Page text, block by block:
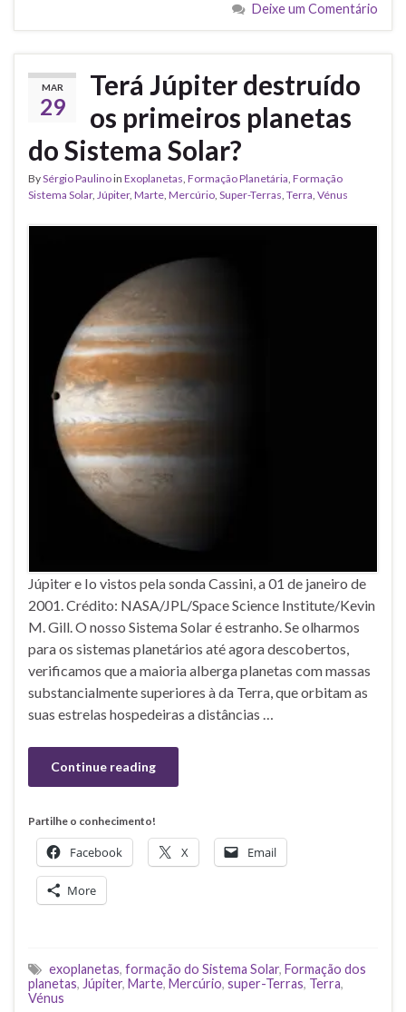
Deixe um Comentário
MAR
29
Terá Júpiter destruído
os primeiros planetas
do Sistema Solar?
BySérgio Paulinoin Exoplanetas, Formação Planetária, Formação
Sistema Solar, Júpiter, Marte, Mercúrio, Super-Terras, Terra, Vénus
Júpiter e Io vistos pela sonda Cassini, a 01 de janeiro de
2001. Crédito: NASA/JPL/Space Science Institute/Kevin
M. Gill. O nosso Sistema Solar é estranho. Se olharmos
para os sistemas planetários até agora descobertos,
verificamos que a maioria alberga planetas com massas
substancialmente superiores à da Terra, que orbitam as
suas estrelas hospedeiras a distâncias …
Continue reading
Partilhe o conhecimento!
Facebook X Email
More
exoplanetas, formação do Sistema Solar, Formação dos
planetas, Júpiter, Marte, Mercúrio, super-Terras, Terra,
Vénus